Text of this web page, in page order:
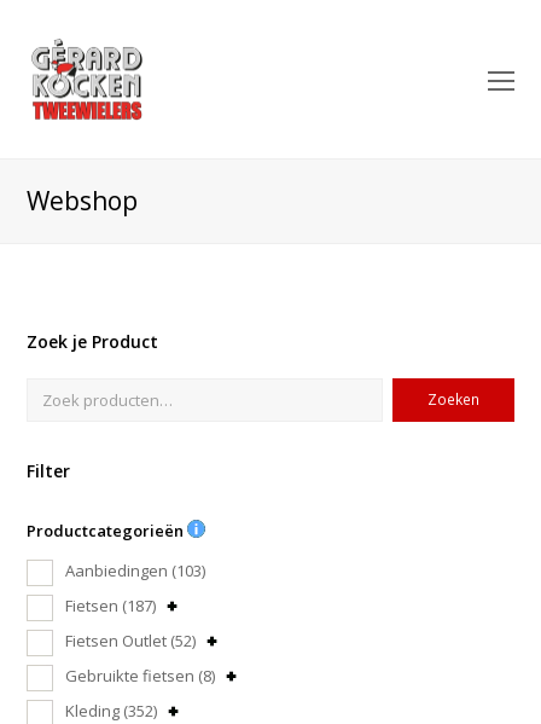
Webshop
Zoek je Product
Zoeken
Filter
Productcategorieën
Aanbiedingen (103)
Fietsen (187)
Fietsen Outlet (52)
Gebruikte fietsen (8)
Kleding (352)